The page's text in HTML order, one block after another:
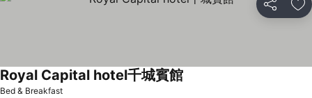
Compartir
Bed & Breakfast
Royal Capital hotel千城賓館